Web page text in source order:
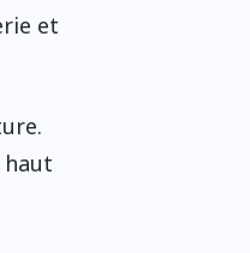
et
haut